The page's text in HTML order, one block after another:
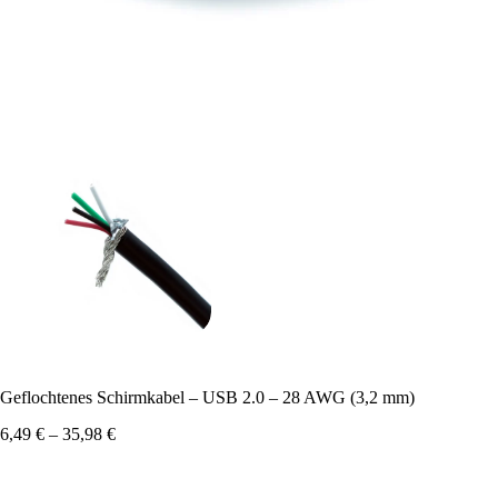
Geflochtenes Schirmkabel – USB 2.0 – 28 AWG (3,2 mm)
6,49 € – 35,98 €Preisspanne: